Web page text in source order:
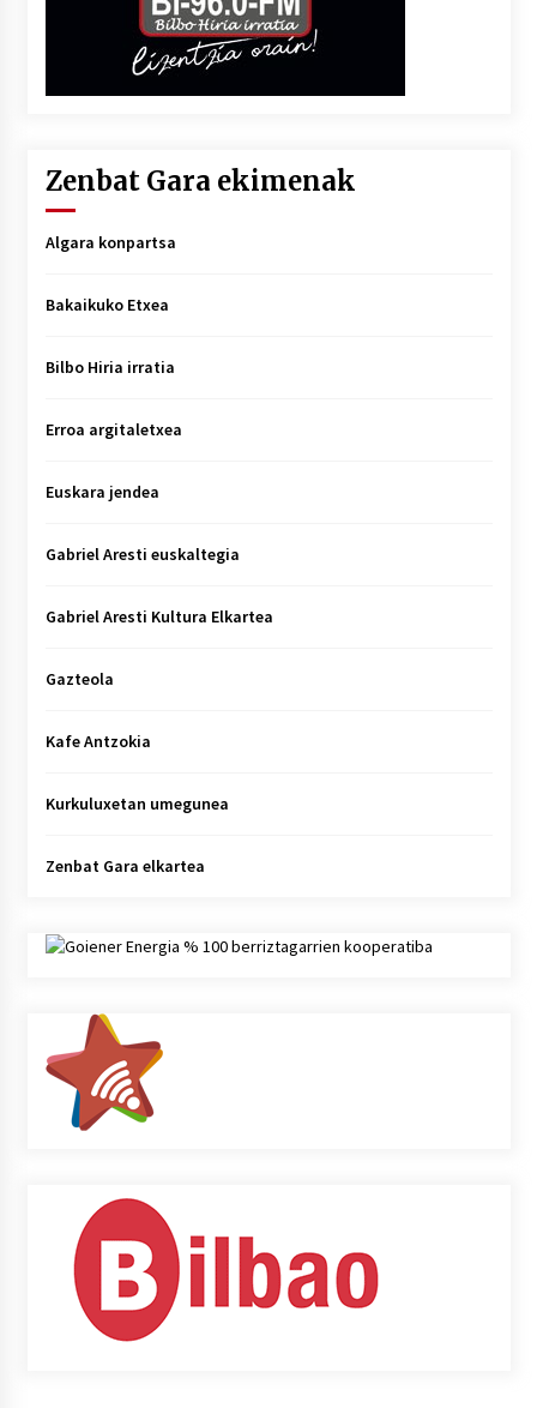
Zenbat Gara ekimenak
Algara konpartsa
Bakaikuko Etxea
Bilbo Hiria irratia
Erroa argitaletxea
Euskara jendea
Gabriel Aresti euskaltegia
Gabriel Aresti Kultura Elkartea
Gazteola
Kafe Antzokia
Kurkuluxetan umegunea
Zenbat Gara elkartea